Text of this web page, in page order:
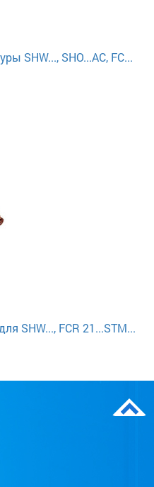
SHW..., SHO...AC, FC...
SHW..., FCR 21...STM...